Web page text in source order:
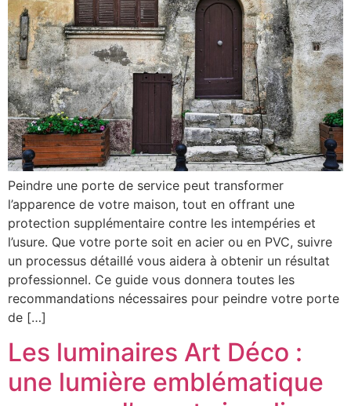
Peindre une porte de service peut transformer
l’apparence de votre maison, tout en offrant une
protection supplémentaire contre les intempéries et
l’usure. Que votre porte soit en acier ou en PVC, suivre
un processus détaillé vous aidera à obtenir un résultat
professionnel. Ce guide vous donnera toutes les
recommandations nécessaires pour peindre votre porte
de […]
Les luminaires Art Déco :
une lumière emblématique